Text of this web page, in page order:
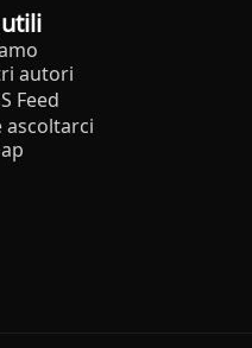
utili
autori
Feed
ascoltarci